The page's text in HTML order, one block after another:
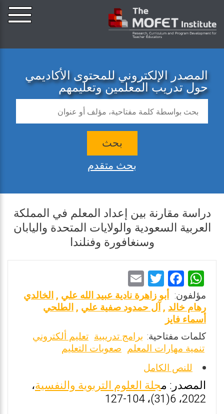
المصدر الإلكتروني للمحتوى الأكاديمي
حول تدريب المعلمين وتعليمهم
بحث
بحث متقدم
دراسة مقارنة بين إعداد المعلم في المملكة
العربية السعودية والولايات المتحدة واليابان
وسنغافورة وفنلندا
W
h
at
s
A
p
p
F
a
ce
b
o
o
k
T
wi
tt
er
m
ai
مؤلفون: أبو زاهرة نادية عبيد الله علي ,الخالدي
رهام خالد ,آل حمدود صفية علي ,الطلحي
أسماء فايز
كلمات مفتاحية: برامج تدريبية تعليم ألكتروني
تنمية مهارات المعلم صعوبات التعليم
للنص الكامل
المصدر: مجلة العلوم التربوية والنفسية،
2022، 6(31)، 104-127